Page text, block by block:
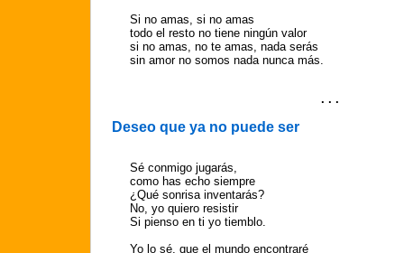
Si no amas, si no amas
todo el resto no tiene ningún valor
si no amas, no te amas, nada serás
sin amor no somos nada nunca más.
. . .
Deseo que ya no puede ser
Sé conmigo jugarás,
como has echo siempre
¿Qué sonrisa inventarás?
No, yo quiero resistir
Si pienso en ti yo tiemblo.
Yo lo sé, que el mundo encontraré